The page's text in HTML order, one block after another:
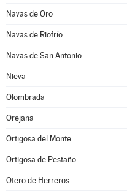
Navas de Oro
Navas de Riofrío
Navas de San Antonio
Nieva
Olombrada
Orejana
Ortigosa del Monte
Ortigosa de Pestaño
Otero de Herreros